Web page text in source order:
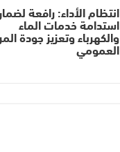
انتظام الأداء: رافعة
استدامة خدمات الماء
والكهرباء وتعزيز جودة
العمومي